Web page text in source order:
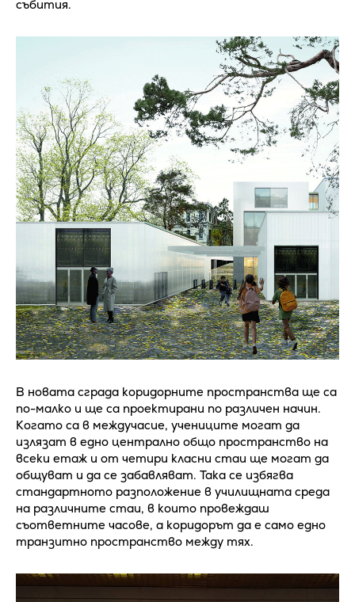
събития.
В новата сграда коридорните пространства ще са
по-малко и ще са проектирани по различен начин.
Когато са в междучасие, учениците могат да
излязат в едно централно общо пространство на
всеки етаж и от четири класни стаи ще могат да
общуват и да се забавляват. Така се избягва
стандартното разположение в училищната среда
на различните стаи, в които провеждаш
съответните часове, а коридорът да е само едно
транзитно пространство между тях.